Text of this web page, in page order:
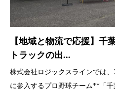
【地域と物流で応援】千
トラックの出...
株式会社ロジックスラインでは
に参入するプロ野球チーム**「千